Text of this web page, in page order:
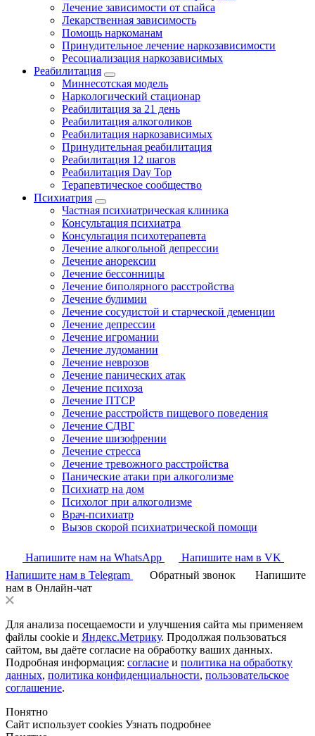
Лечение зависимости от спайса
Лекарственная зависимость
Помощь наркоманам
Принудительное лечение наркозависимости
Ресоциализация наркозависимых
Реабилитация
Миннесотская модель
Наркологический стационар
Реабилитация за 21 день
Реабилитация алкоголиков
Реабилитация наркозависимых
Принудительная реабилитация
Реабилитация 12 шагов
Реабилитация Day Top
Терапевтическое сообщество
Психиатрия
Частная психиатрическая клиника
Консультация психиатра
Консультация психотерапевта
Лечение алкогольной депрессии
Лечение анорексии
Лечение бессонницы
Лечение биполярного расстройства
Лечение булимии
Лечение сосудистой и старческой деменции
Лечение депрессии
Лечение игромании
Лечение лудомании
Лечение неврозов
Лечение панических атак
Лечение психоза
Лечение ПТСР
Лечение расстройств пищевого поведения
Лечение СДВГ
Лечение шизофрении
Лечение стресса
Лечение тревожного расстройства
Панические атаки при алкоголизме
Психиатр на дом
Психолог при алкоголизме
Врач-психиатр
Вызов скорой психиатрической помощи
Напишите нам на WhatsApp
Напишите нам в VK
Напишите нам в Telegram
Обратный звонок
Напишите
нам в Онлайн-чат
Для анализа посещаемости и улучшения сайта мы применяем
файлы cookie и Яндекс.Метрику. Продолжая пользоваться
сайтом, вы даёте согласие на обработку ваших данных.
Подробная информация: согласие и политика на обработку
данных, политика конфиденциальности, пользовательское
соглашение.
Понятно
Сайт использует cookies Узнать подробнее